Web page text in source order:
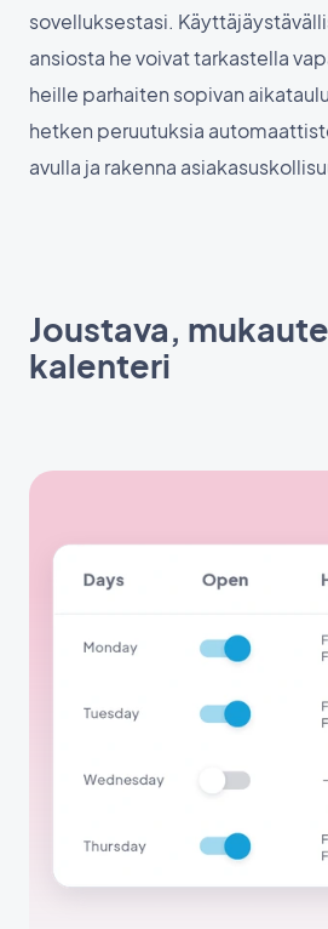
sovelluksestasi.
ansiosta he voivat tarkastella
heille parhaiten sopivan
hetken peruutuksia
avulla ja rakenna
Joustava,
kalenteri